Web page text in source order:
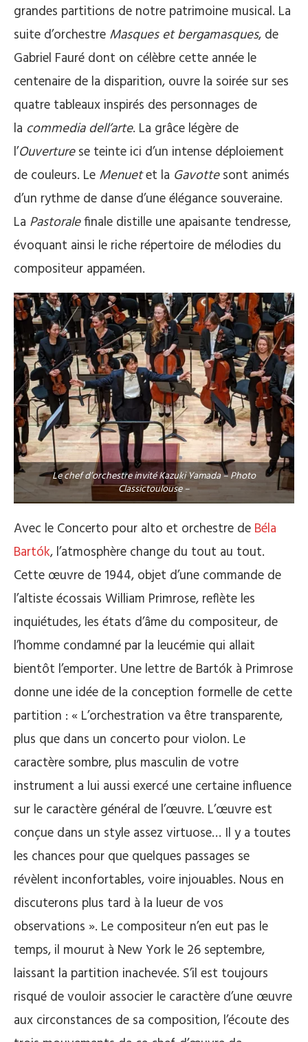
grandes partitions de notre patrimoine musical. La
suite d’orchestre Masques et bergamasques, de
Gabriel Fauré dont on célèbre cette année le
centenaire de la disparition, ouvre la soirée sur ses
quatre tableaux inspirés des personnages de
la commedia dell’arte. La grâce légère de
l’Ouverturese teinte ici d’un intense déploiement
de couleurs. Le Menuetet la Gavottesont animés
d’un rythme de danse d’une élégance souveraine.
La Pastoralefinale distille une apaisante tendresse,
évoquant ainsi le riche répertoire de mélodies du
compositeur appaméen.
Le chef d’orchestre invité Kazuki Yamada – Photo
Classictoulouse –
Avec le Concerto pour alto et orchestre de Béla
Bartók, l’atmosphère change du tout au tout.
Cette œuvre de 1944, objet d’une commande de
l’altiste écossais William Primrose, reflète les
inquiétudes, les états d’âme du compositeur, de
l’homme condamné par la leucémie qui allait
bientôt l’emporter. Une lettre de Bartók à Primrose
donne une idée de la conception formelle de cette
partition : « L’orchestration va être transparente,
plus que dans un concerto pour violon. Le
caractère sombre, plus masculin de votre
instrument a lui aussi exercé une certaine influence
sur le caractère général de l’œuvre. L’œuvre est
conçue dans un style assez virtuose… Il y a toutes
les chances pour que quelques passages se
révèlent inconfortables, voire injouables. Nous en
discuterons plus tard à la lueur de vos
observations ». Le compositeur n’en eut pas le
temps, il mourut à New York le 26 septembre,
laissant la partition inachevée. S’il est toujours
risqué de vouloir associer le caractère d’une œuvre
aux circonstances de sa composition, l’écoute des